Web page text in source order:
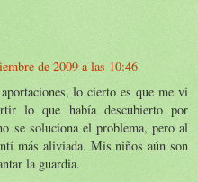
de 2009 a las 10:46
lo cierto es que me vi
lo que había descubierto por
se soluciona el problema, pero al
más aliviada. Mis niños aún son
la guardia.